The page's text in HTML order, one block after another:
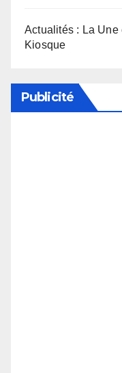
Actualités : La Une
Kiosque
Publicité